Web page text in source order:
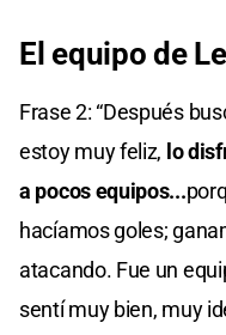
El equipo de
Frase 2: “Después
estoy muy feliz, lo
a pocos equipos...
hacíamos goles;
atacando. Fue un
sentí muy bien, muy